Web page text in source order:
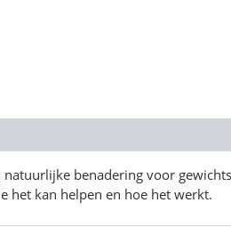
natuurlijke benadering voor
het kan helpen en hoe het werkt.